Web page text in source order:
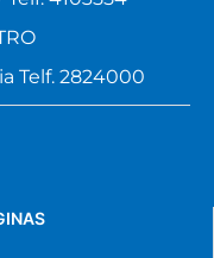
Telf. 2824000